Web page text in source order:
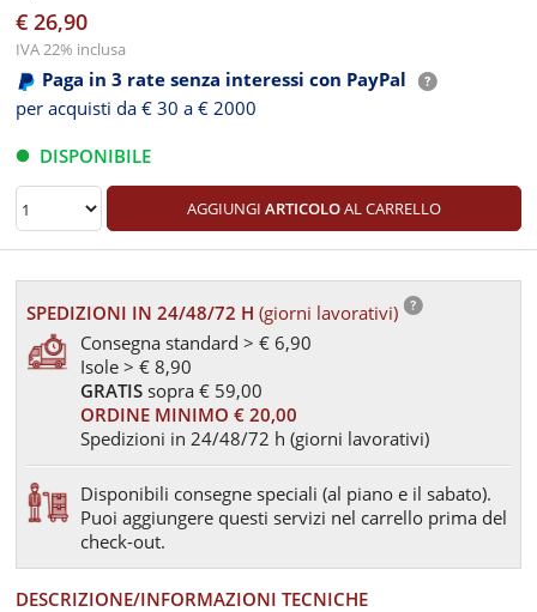
€ 26,90
IVA 22% inclusa
Paga in 3 rate senza interessi con PayPal
per acquisti da € 30 a € 2000
DISPONIBILE
AGGIUNGI ARTICOLOAL CARRELLO
SPEDIZIONI IN 24/48/72 H(giorni lavorativi)
Consegna standard > € 6,90
Isole > € 8,90
GRATIS sopra € 59,00
ORDINE MINIMO € 20,00
Spedizioni in 24/48/72 h (giorni lavorativi)
Disponibili consegne speciali (al piano e il sabato).
Puoi aggiungere questi servizi nel carrello prima del
check-out.
DESCRIZIONE/INFORMAZIONI TECNICHE